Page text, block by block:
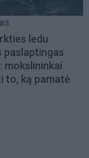
ledu
paslaptingas
mokslininkai
to, ką pamatė